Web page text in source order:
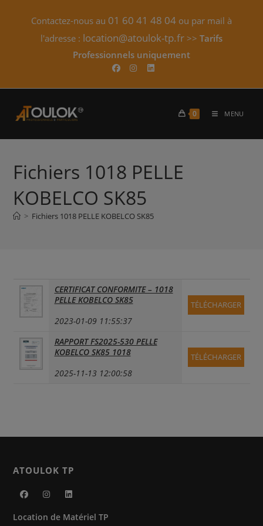
Contactez-nous au 01 60 41 48 04 ou par mail à
l'adresse : location@atoulok-tp.fr >> Tarifs
Professionnels uniquement​
0 MENU
Fichiers 1018 PELLE
KOBELCO SK85
> Fichiers 1018 PELLE KOBELCO SK85
CERTIFICAT CONFORMITE – 1018
PELLE KOBELCO SK85
2023-01-09 11:55:37
TÉLÉCHARGER
RAPPORT FS2025-530 PELLE
KOBELCO SK85 1018
2025-11-13 12:00:58
TÉLÉCHARGER
ATOULOK TP
dans dans dans
Location de Matériel TP